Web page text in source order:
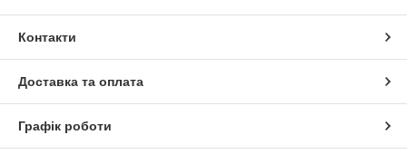
Контакти
Доставка та оплата
Графік роботи